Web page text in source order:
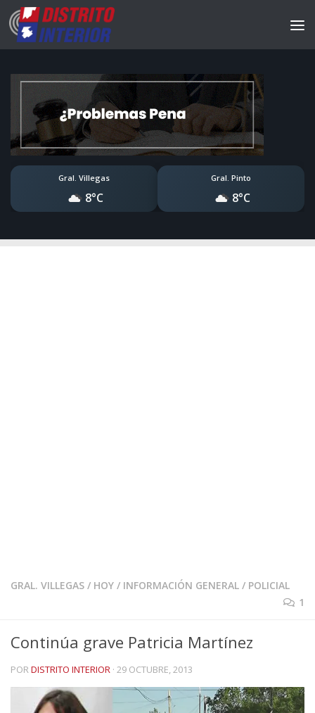
Gral. Villegas
8°C
Gral. Pinto
8°C
GRAL. VILLEGAS / HOY / INFORMACIÓN GENERAL / POLICIAL
1
Continúa grave Patricia Martínez
PORDISTRITO INTERIOR · 29 OCTUBRE, 2013